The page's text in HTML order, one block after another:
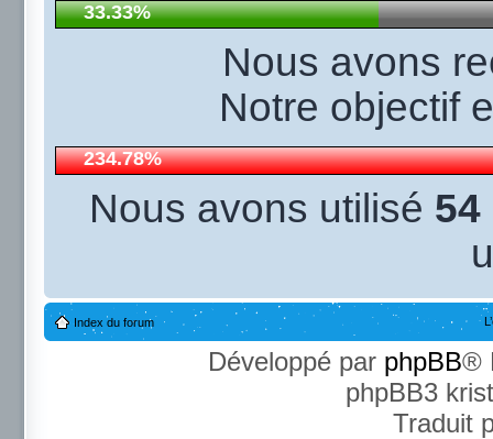
33.33%
Nous avons
Notre objectif
234.78%
Nous avons utilisé 54
Index du forum
Développé par phpBB®
phpBB3
Traduit